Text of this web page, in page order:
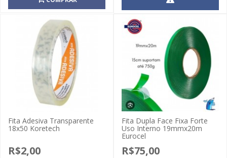
Fita Adesiva Transparente
18x50 Koretech
R$2,00
Fita Dupla Face Fixa Forte
Uso Interno 19mmx20m
Eurocel
R$75,00